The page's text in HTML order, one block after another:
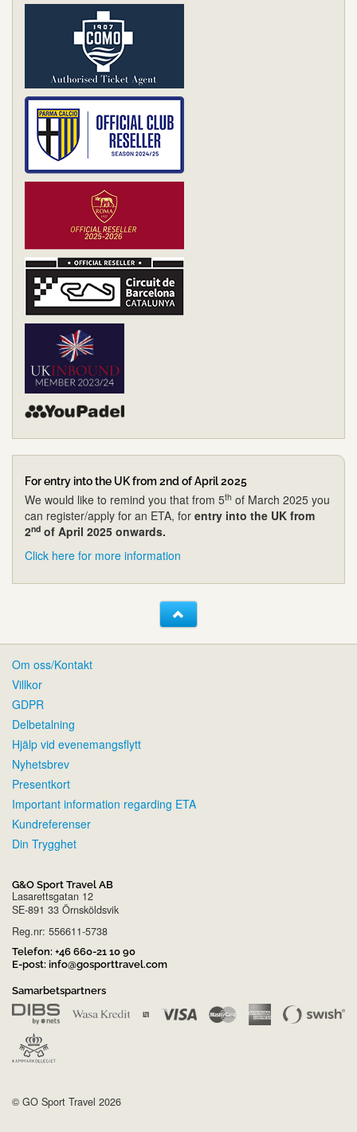
For entry into the UK from 2nd of April 2025
We would like to remind you that from 5th of March 2025 you
can register/apply for an ETA, for entry into the UK from
2nd of April 2025 onwards.
Click here for more information
Om oss/Kontakt
Villkor
GDPR
Delbetalning
Hjälp vid evenemangsflytt
Nyhetsbrev
Presentkort
Important information regarding ETA
Kundreferenser
Din Trygghet
G&O Sport Travel AB
Lasarettsgatan 12
SE-891 33 Örnsköldsvik
Reg.nr: 556611-5738
Telefon: +46 660-21 10 90
E-post: info@gosporttravel.com
Samarbetspartners
© GO Sport Travel 2026